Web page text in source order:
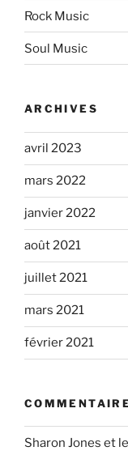
Rock Music
Soul Music
ARCHIVES
avril 2023
mars 2022
janvier 2022
août 2021
juillet 2021
mars 2021
février 2021
Sharon Jones et